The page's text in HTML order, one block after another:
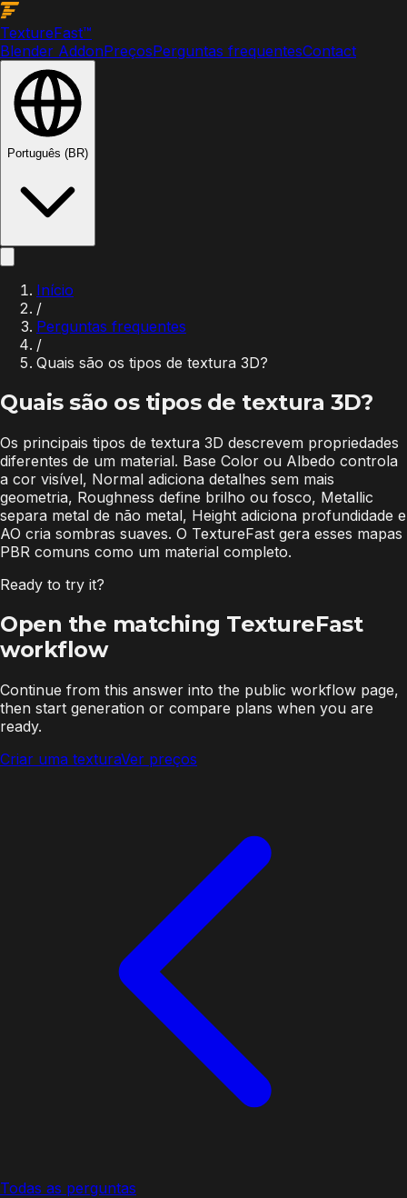
TextureFast™
Blender AddonPreçosPerguntas frequentesContact
Português (BR)
Início
/
Perguntas frequentes
/
Quais são os tipos de textura 3D?
Quais são os tipos de textura 3D?
Os principais tipos de textura 3D descrevem propriedades
diferentes de um material. Base Color ou Albedo controla
a cor visível, Normal adiciona detalhes sem mais
geometria, Roughness define brilho ou fosco, Metallic
separa metal de não metal, Height adiciona profundidade e
AO cria sombras suaves. O TextureFast gera esses mapas
PBR comuns como um material completo.
Ready to try it?
Open the matching TextureFast
workflow
Continue from this answer into the public workflow page,
then start generation or compare plans when you are
ready.
Criar uma texturaVer preços
Todas as perguntas